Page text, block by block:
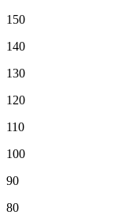
150
140
130
120
110
100
90
80